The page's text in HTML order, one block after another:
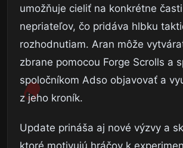
umožňuje cieliť na konkrétne
nepriateľov, čo pridáva hlbku
rozhodnutiam. Aran môže
zbrane pomocou Forge Scrolls a
spoločníkom Adso objavovať a
z jeho kroník.
Update prináša aj nové výzvy a
ktoré motivujú hráčov k